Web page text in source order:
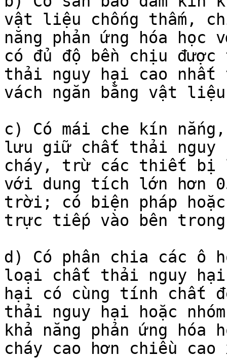
vật liệu chống thấm,
năng phản ứng hóa
có đủ độ bền chịu
thải nguy hại cao
vách ngăn bằng vật
c) Có mái che kín
lưu giữ chất thải nguy
cháy, trừ các thiết bị
với dung tích lớn hơn
trời; có biện pháp
trực tiếp vào bên
d) Có phân chia các ô
loại chất thải nguy hại
hại có cùng tính chất
thải nguy hại hoặc
khả năng phản ứng hóa
cháy cao hơn chiều